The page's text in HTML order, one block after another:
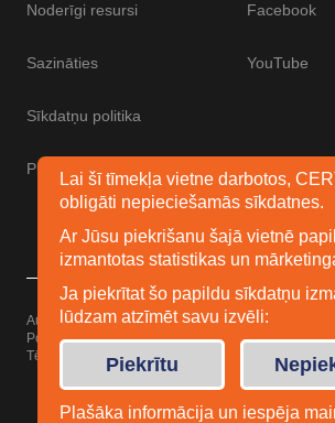
Noderīgi resursi
Sazināties
Sīkdatņu politika
Piekļūstamības paziņojums
Facebook
YouTube
Autortiesības © 2026 Esidrošs
Powered byWordPress
Tēma: Uku noElmastudio
Lai šī tīmekļa vietne darbotos,
obligāti nepieciešamās sīkdatnes.
Ar Jūsu piekrišanu šajā vietnē
izmantotas statistikas un
Ja piekrītat šo papildu sīkdatņu
lūdzam atzīmēt savu izvēli:
Piekrītu
Plašāka informācija un iespēja